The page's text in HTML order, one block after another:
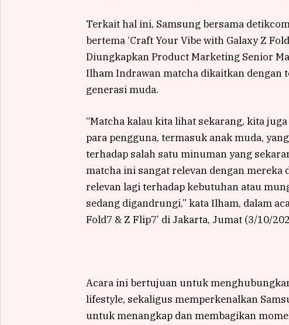
Terkait hal ini, Samsung bersama
bertema ‘Craft Your Vibe with Galaxy Z
Diungkapkan Product Marketing Senior
Ilham Indrawan matcha dikaitkan dengan
generasi muda.
“Matcha kalau kita lihat sekarang, kita
para pengguna, termasuk anak muda,
terhadap salah satu minuman yang
matcha ini sangat relevan dengan mereka
relevan lagi terhadap kebutuhan atau
sedang digandrungi,” kata Ilham, dalam
Fold7 & Z Flip7’ di Jakarta, Jumat (3/10/
Acara ini bertujuan untuk
lifestyle, sekaligus memperkenalkan
untuk menangkap dan membagikan